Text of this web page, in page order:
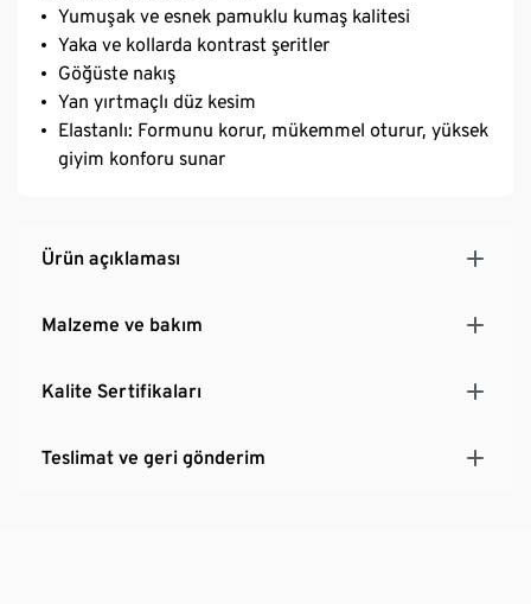
Yumuşak ve esnek pamuklu kumaş kalitesi
Yaka ve kollarda kontrast şeritler
Göğüste nakış
Yan yırtmaçlı düz kesim
Elastanlı: Formunu korur, mükemmel oturur, yüksek
giyim konforu sunar
Ürün açıklaması
Malzeme ve bakım
Kalite Sertifikaları
Teslimat ve geri gönderim